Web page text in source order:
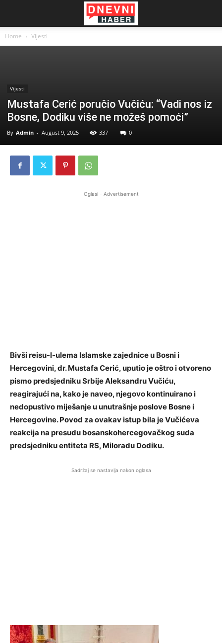
Home Vijesti
Vijesti
Mustafa Cerić poručio Vučiću: “Vadi nos iz
Bosne, Dodiku više ne možeš pomoći”
By Admin - August 9, 2025 337 0
Oglasi - Advertisement
Bivši reisu-l-ulema Islamske zajednice u Bosni i
Hercegovini, dr. Mustafa Cerić, uputio je oštro i otvoreno
pismo predsjedniku Srbije Aleksandru Vučiću,
reagirajući na, kako je naveo, njegovo kontinuirano i
nedopustivo miješanje u unutrašnje poslove Bosne i
Hercegovine. Povod za ovakav istup bila je Vučićeva
reakcija na presudu bosanskohercegovačkog suda
predsjedniku entiteta RS, Miloradu Dodiku.
Sadržaj se nastavlja nakon oglasa